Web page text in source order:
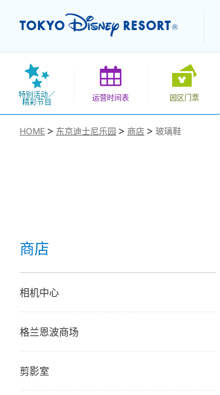
特别活动／
精彩节目
运营时间表 园区门票
HOME 东京迪士尼乐园 商店 玻璃鞋
商店
相机中心
格兰恩波商场
剪影室